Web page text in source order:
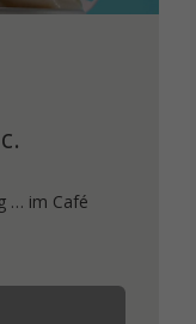
… im Café